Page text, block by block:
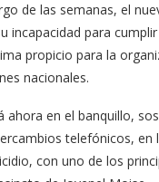
de las semanas, el
incapacidad para
propicio para la
nacio­nales.
ahora en el banquillo,
telefónicos, en
con uno de los